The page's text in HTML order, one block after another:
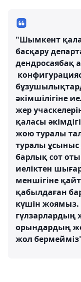
"Шымкент
басқару
дендросаябақ
әкімшілігіне
жер
қаласы
жою туралы
туралы
барлық сот
иеліктен
меншігіне
қабылдаған
күшін жоямыз.
гүлзарлардың
орындардың
жол